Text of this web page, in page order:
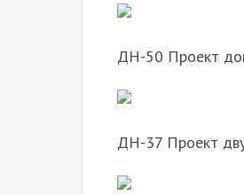
ДН-50 Проект
ДН-37 Проект